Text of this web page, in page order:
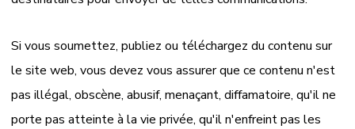
Si vous soumettez, publiez ou téléchargez du contenu sur
le site web, vous devez vous assurer que ce contenu n'est
pas illégal, obscène, abusif, menaçant, diffamatoire, qu'il ne
porte pas atteinte à la vie privée, qu'il n'enfreint pas les